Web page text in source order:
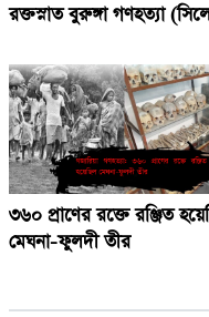
রক্তস্নাত বুরুঙ্গা গণহত্যা
৩৬০ প্রাণের রক্তে রঞ্জিত
মেঘনা-ফুলদী তীর